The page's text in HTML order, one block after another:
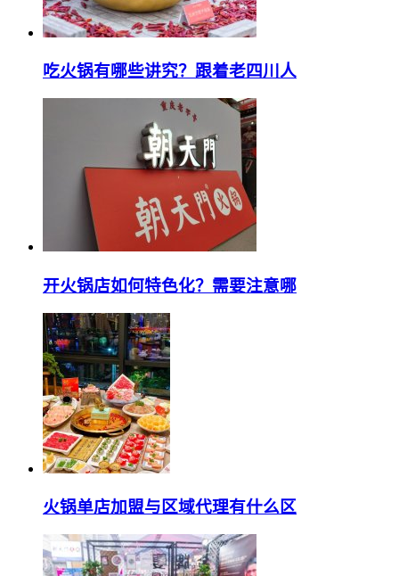
吃火锅有哪些讲究？跟着老四川人
开火锅店如何特色化？需要注意哪
火锅单店加盟与区域代理有什么区